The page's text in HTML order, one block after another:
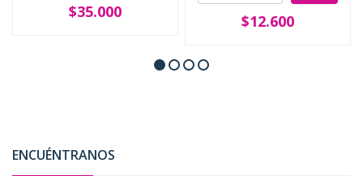
$35.000 $12.600
ENCUÉNTRANOS